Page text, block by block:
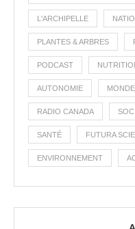
L'ARCHIPELLE
PLANTES & ARBRES
PODCAST
AUTONOMIE MONDE
RADIO CANADA
SANTÉ FUTURA
ENVIRONNEMENT